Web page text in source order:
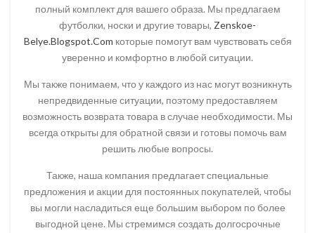
полный комплект для вашего образа. Мы предлагаем
футболки, носки и другие товары, Zenskoe-
Belye.Blogspot.Com которые помогут вам чувствовать себя
уверенно и комфортно в любой ситуации.
Мы также понимаем, что у каждого из нас могут возникнуть
непредвиденные ситуации, поэтому предоставляем
возможность возврата товара в случае необходимости. Мы
всегда открыты для обратной связи и готовы помочь вам
решить любые вопросы.
Также, наша компания предлагает специальные
предложения и акции для постоянных покупателей, чтобы
вы могли насладиться еще большим выбором по более
выгодной цене. Мы стремимся создать долгосрочные